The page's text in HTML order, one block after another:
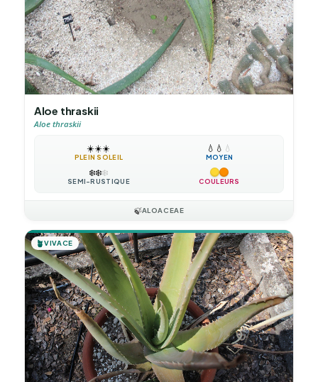
Aloe thraskii
Aloe thraskii
☀️☀️☀️
PLEIN SOLEIL
💧 💧 💧
MOYEN
❄️❄️❄️
SEMI-RUSTIQUE COULEURS
🍃ALOACEAE
🪴VIVACE